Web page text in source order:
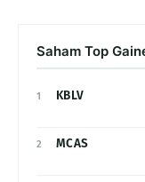
Saham Top
1 KBLV
2 MCAS